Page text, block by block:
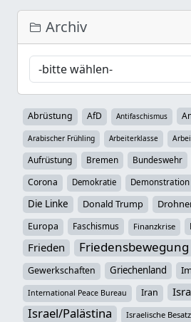
Archiv
Abrüstung AfD Antifaschismus
Arabischer Frühling Arbeiterklasse
Aufrüstung Bremen Bundeswehr
Corona
Demokratie Demonstration
Die Linke
Donald Trump
Europa
Faschismus Finanzkrise
Frieden Friedensbewegung
Gewerkschaften Griechenland
International Peace Bureau Iran
Israel/Palästina Israelische